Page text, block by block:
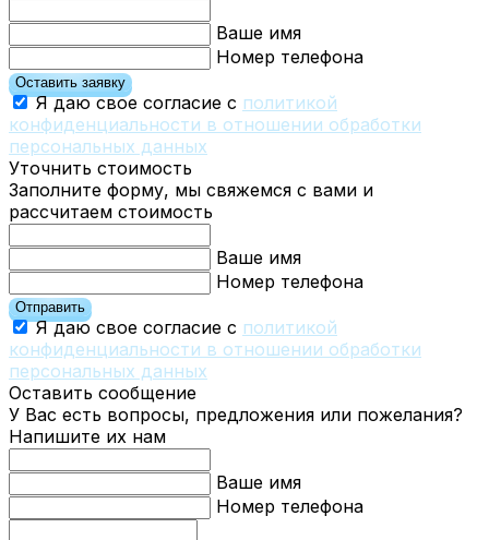
Ваше имя
Номер телефона
Оставить заявку
Я даю свое согласие с политикой
конфиденциальности в отношении обработки
персональных данных
Уточнить стоимость
Заполните форму, мы свяжемся с вами и
рассчитаем стоимость
Ваше имя
Номер телефона
Отправить
Я даю свое согласие с политикой
конфиденциальности в отношении обработки
персональных данных
Оставить сообщение
У Вас есть вопросы, предложения или пожелания?
Напишите их нам
Ваше имя
Номер телефона